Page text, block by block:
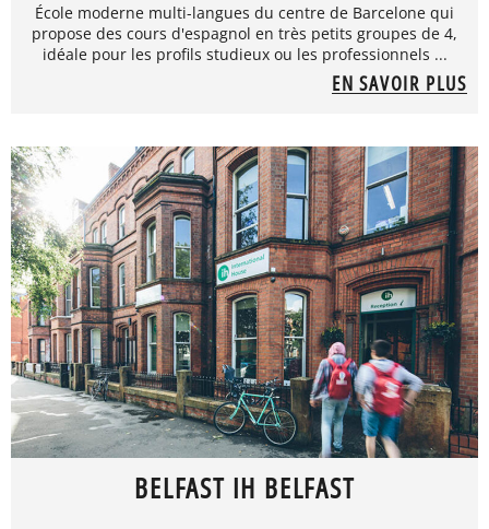
École moderne multi-langues du centre de Barcelone qui
propose des cours d'espagnol en très petits groupes de 4,
idéale pour les profils studieux ou les professionnels ...
EN SAVOIR PLUS
BELFAST IH BELFAST